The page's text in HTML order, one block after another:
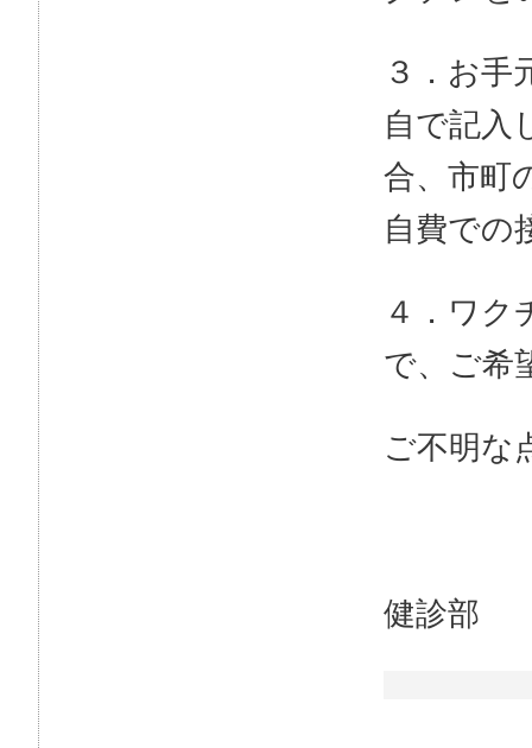
３．お手
自で記入
合、市町
自費での
４．ワク
で、ご希
ご不明な
健診部